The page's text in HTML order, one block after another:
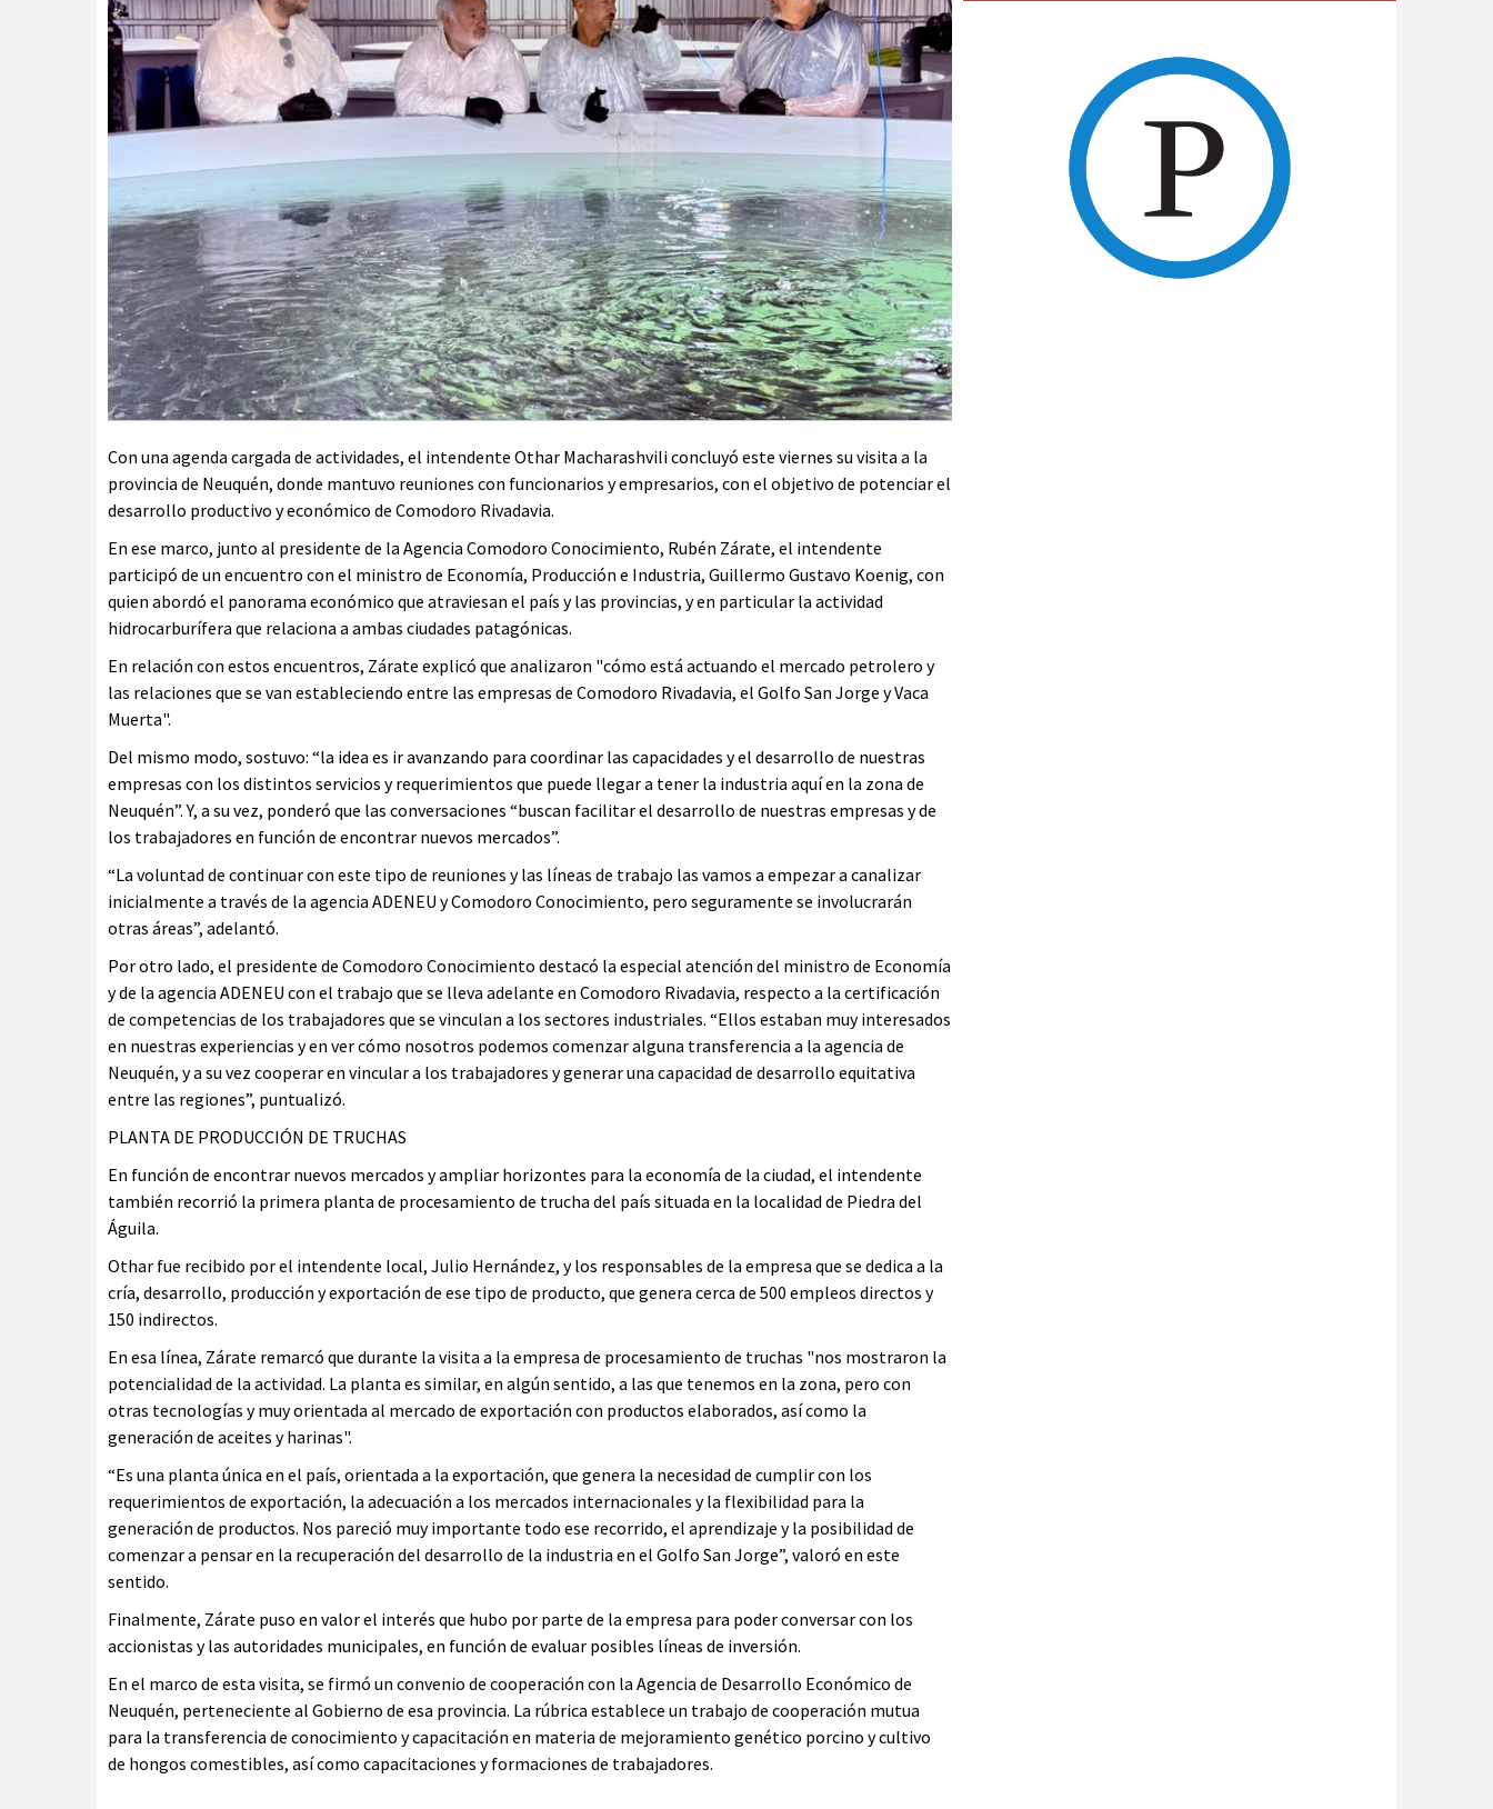
Con una agenda cargada de actividades, el intendente Othar Macharashvili concluyó este viernes su visita a la
provincia de Neuquén, donde mantuvo reuniones con funcionarios y empresarios, con el objetivo de potenciar el
desarrollo productivo y económico de Comodoro Rivadavia.
En ese marco, junto al presidente de la Agencia Comodoro Conocimiento, Rubén Zárate, el intendente
participó de un encuentro con el ministro de Economía, Producción e Industria, Guillermo Gustavo Koenig, con
quien abordó el panorama económico que atraviesan el país y las provincias, y en particular la actividad
hidrocarburífera que relaciona a ambas ciudades patagónicas.
En relación con estos encuentros, Zárate explicó que analizaron "cómo está actuando el mercado petrolero y
las relaciones que se van estableciendo entre las empresas de Comodoro Rivadavia, el Golfo San Jorge y Vaca
Muerta".
Del mismo modo, sostuvo: “la idea es ir avanzando para coordinar las capacidades y el desarrollo de nuestras
empresas con los distintos servicios y requerimientos que puede llegar a tener la industria aquí en la zona de
Neuquén”. Y, a su vez, ponderó que las conversaciones “buscan facilitar el desarrollo de nuestras empresas y de
los trabajadores en función de encontrar nuevos mercados”.
“La voluntad de continuar con este tipo de reuniones y las líneas de trabajo las vamos a empezar a canalizar
inicialmente a través de la agencia ADENEU y Comodoro Conocimiento, pero seguramente se involucrarán
otras áreas”, adelantó.
Por otro lado, el presidente de Comodoro Conocimiento destacó la especial atención del ministro de Economía
y de la agencia ADENEU con el trabajo que se lleva adelante en Comodoro Rivadavia, respecto a la certificación
de competencias de los trabajadores que se vinculan a los sectores industriales. “Ellos estaban muy interesados
en nuestras experiencias y en ver cómo nosotros podemos comenzar alguna transferencia a la agencia de
Neuquén, y a su vez cooperar en vincular a los trabajadores y generar una capacidad de desarrollo equitativa
entre las regiones”, puntualizó.
PLANTA DE PRODUCCIÓN DE TRUCHAS
En función de encontrar nuevos mercados y ampliar horizontes para la economía de la ciudad, el intendente
también recorrió la primera planta de procesamiento de trucha del país situada en la localidad de Piedra del
Águila.
Othar fue recibido por el intendente local, Julio Hernández, y los responsables de la empresa que se dedica a la
cría, desarrollo, producción y exportación de ese tipo de producto, que genera cerca de 500 empleos directos y
150 indirectos.
En esa línea, Zárate remarcó que durante la visita a la empresa de procesamiento de truchas "nos mostraron la
potencialidad de la actividad. La planta es similar, en algún sentido, a las que tenemos en la zona, pero con
otras tecnologías y muy orientada al mercado de exportación con productos elaborados, así como la
generación de aceites y harinas".
“Es una planta única en el país, orientada a la exportación, que genera la necesidad de cumplir con los
requerimientos de exportación, la adecuación a los mercados internacionales y la flexibilidad para la
generación de productos. Nos pareció muy importante todo ese recorrido, el aprendizaje y la posibilidad de
comenzar a pensar en la recuperación del desarrollo de la industria en el Golfo San Jorge”, valoró en este
sentido.
Finalmente, Zárate puso en valor el interés que hubo por parte de la empresa para poder conversar con los
accionistas y las autoridades municipales, en función de evaluar posibles líneas de inversión.
En el marco de esta visita, se firmó un convenio de cooperación con la Agencia de Desarrollo Económico de
Neuquén, perteneciente al Gobierno de esa provincia. La rúbrica establece un trabajo de cooperación mutua
para la transferencia de conocimiento y capacitación en materia de mejoramiento genético porcino y cultivo
de hongos comestibles, así como capacitaciones y formaciones de trabajadores.